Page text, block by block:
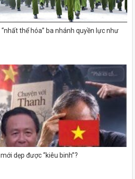
thể hóa” ba nhánh quyền lực như
dẹp được “kiêu binh”?